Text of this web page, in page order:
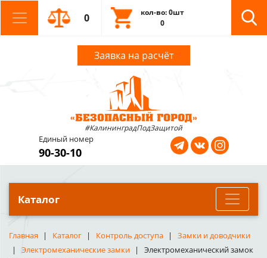
0
кол-во: 0шт
0
Заявка на расчёт
#КалининградПодЗащитой
Единый номер
90-30-10
Каталог
Главная Каталог Контроль доступа
Замки и доводчики
Электромеханические замки
Электромеханический замок